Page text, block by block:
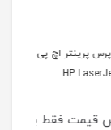
اچ پی
HP
فقط به